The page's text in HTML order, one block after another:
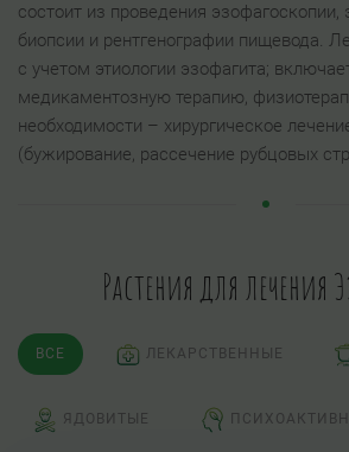
состоит из проведения эзофагоскопии,
биопсии и рентгенографии пищевода.
с учетом этиологии эзофагита;
медикаментозную терапию,
необходимости – хирургическое
(бужирование, рассечение рубцовых
Растения для лечения
ВСЕ ЛЕКАРСТВЕННЫЕ
ЯДОВИТЫЕ